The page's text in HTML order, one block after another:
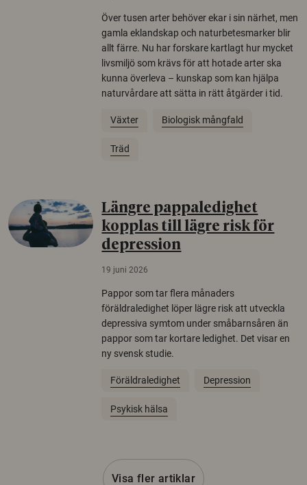
Över tusen arter behöver ekar i sin närhet, men
gamla eklandskap och naturbetesmarker blir
allt färre. Nu har forskare kartlagt hur mycket
livsmiljö som krävs för att hotade arter ska
kunna överleva – kunskap som kan hjälpa
naturvårdare att sätta in rätt åtgärder i tid.
Växter Biologisk mångfald
Träd
Längre pappaledighet
kopplas till lägre risk för
depression
19 juni 2026
Pappor som tar flera månaders
föräldraledighet löper lägre risk att utveckla
depressiva symtom under småbarnsåren än
pappor som tar kortare ledighet. Det visar en
ny svensk studie.
Föräldraledighet Depression
Psykisk hälsa
Visa fler artiklar